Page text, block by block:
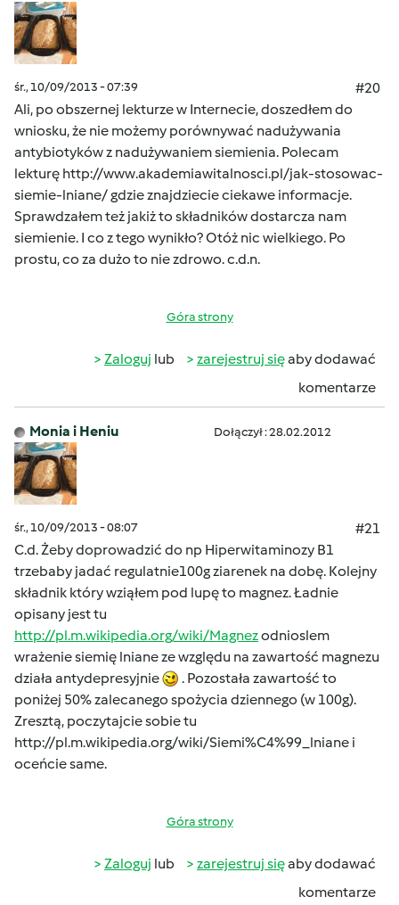
śr., 10/09/2013 - 07:39
#20
Ali, po obszernej lekturze w Internecie, doszedłem do
wniosku, że nie możemy porównywać nadużywania
antybiotyków z nadużywaniem siemienia. Polecam
lekturę http://www.akademiawitalnosci.pl/jak-stosowac-
siemie-lniane/gdzie znajdziecie ciekawe informacje.
Sprawdzałem też jakiż to składników dostarcza nam
siemienie. I co z tego wynikło? Otóż nic wielkiego. Po
prostu, co za dużo to nie zdrowo. c.d.n.
Góra strony
Zaloguj lub zarejestruj sięaby dodawać
komentarze
Monia i Heniu Dołączył : 28.02.2012
śr., 10/09/2013 - 08:07
#21
C.d. Żeby doprowadzić do np Hiperwitaminozy B1
trzebaby jadać regulatnie100g ziarenek na dobę. Kolejny
składnik który wziąłem pod lupę to magnez. Ładnie
opisany jest tu
http://pl.m.wikipedia.org/wiki/Magnezodnioslem
wrażenie siemię lniane ze względu na zawartość magnezu
działa antydepresyjnie
. Pozostała zawartość to
poniżej 50% zalecanego spożycia dziennego (w 100g).
Zresztą, poczytajcie sobie tu
http://pl.m.wikipedia.org/wiki/Siemi%C4%99_lniane i
oceńcie same.
Góra strony
Zaloguj lub zarejestruj sięaby dodawać
komentarze